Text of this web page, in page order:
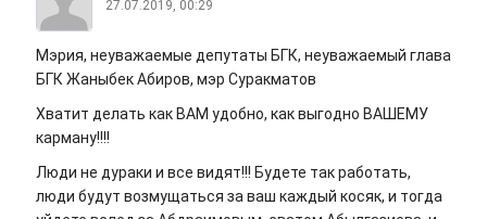
27.07.2019, 00:29
Мэрия, неуважаемые депутаты БГК, неуважаемый глава
БГК Жаныбек Абиров, мэр Суракматов
Хватит делать как ВАМ удобно, как выгодно ВАШЕМУ
карману!!!!
Люди не дураки и все видят!!! Будете так работать,
люди будут возмущаться за ваш каждый косяк, и тогда